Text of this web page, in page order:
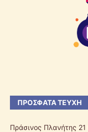
ΠΡΌΣΦΑΤΑ ΤΕΎΧΗ
Πράσινος Πλανήτης 21